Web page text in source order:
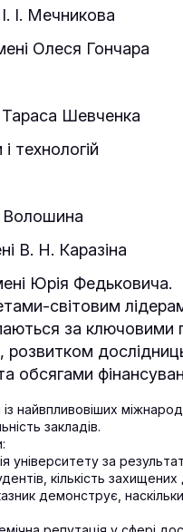
І. Мечникова
Олеся Гончара
Тараса Шевченка
технологій
Волошина
В. Н. Каразіна
Юрія Федьковича.
світовим
за ключовими
обсягами
найвпливовіших
закладів.
університету за
кількість
демонструє,